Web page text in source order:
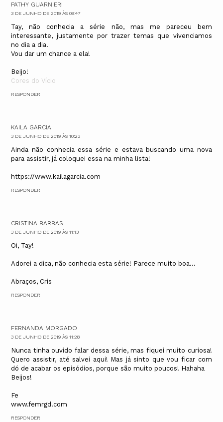
PATHY GUARNIERI
3 DE JUNHO DE 2019 ÀS 09:47
Tay, não conhecia a série não, mas me pareceu bem
interessante, justamente por trazer temas que vivenciamos
no dia a dia.
Vou dar um chance a ela!
Beijo!
Cores do Vício
RESPONDER
KAILA GARCIA
3 DE JUNHO DE 2019 ÀS 10:23
Ainda não conhecia essa série e estava buscando uma nova
para assistir, já coloquei essa na minha lista!
https://www.kailagarcia.com
RESPONDER
CRISTINA BARBAS
3 DE JUNHO DE 2019 ÀS 11:13
Oi, Tay!
Adorei a dica, não conhecia esta série! Parece muito boa...
Abraços, Cris
RESPONDER
FERNANDA MORGADO
3 DE JUNHO DE 2019 ÀS 11:28
Nunca tinha ouvido falar dessa série, mas fiquei muito curiosa!
Quero assistir, até salvei aqui! Mas já sinto que vou ficar com
dó de acabar os episódios, porque são muito poucos! Hahaha
Beijos!
Fe
www.femrgd.com
RESPONDER